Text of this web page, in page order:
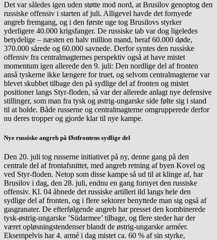
Det var således igen uden støtte mod nord, at Brusilov genoptog den
russiske offensiv i starten af juli. Alligevel havde det fornyede
angreb fremgang, og i den første uge tog Brusilovs styrker
yderligere 40.000 krigsfanger. De russiske tab var dog ligeledes
betydelige – næsten en halv million mand, heraf 60.000 døde,
370.000 sårede og 60.000 savnede. Derfor syntes den russiske
offensiv fra centralmagternes perspektiv også at have mistet
momentum igen allerede den 9. juli: Den nordlige del af fronten
anså tyskerne ikke længere for truet, og selvom centralmagterne var
blevet skubbet tilbage den på sydlige del af fronten og mistet
positioner langs Styr-floden, så var der allerede anlagt nye defensive
stillinger, som man fra tysk og østrig-ungarske side følte sig i stand
til at holde. Både russerne og centralmagterne omgrupperede derfor
nu deres tropper og gjorde klar til nye kampe.
Nye russiske angreb på Østfrontens sydlige del
Den 20. juli tog russerne initiativet på ny, denne gang på den
centrale del af frontafsnittet, med angreb retning af byen Kovel og
ved Styr-floden. Netop som disse kampe så ud til at klinge af, har
Brusilov i dag, den 28. juli, endnu en gang fornyet den russiske
offensiv. Kl. 04 åbnede det russiske artilleri ild langs hele den
sydlige del af fronten, og i flere sektorer benyttede man sig også af
gasgranater. De efterfølgende angreb har presset den kombinerede
tysk-østrig-ungarske ’Südarmee’ tilbage, og flere steder har der
været opløsningstendenser blandt de østrig-ungarske arméer.
Eksempelvis har 4. armé i dag mistet ca. 60 % af sin styrke,